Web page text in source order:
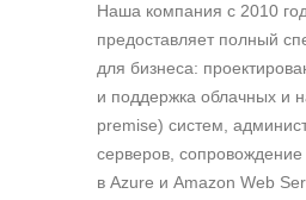
Наша компания c 2010
предоставляет полный
для бизнеса:
и поддержка облачных и
premise) систем,
серверов,
в Azure и Amazon Web